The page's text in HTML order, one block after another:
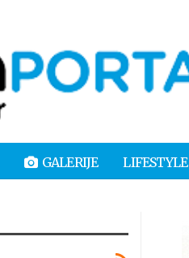
GALERIJE LIFESTYLE